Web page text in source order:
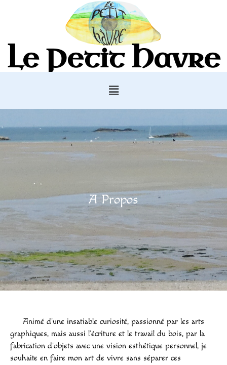
Le Petit Havre
A Propos
Animé d’une insatiable curiosité, passionné par les arts
graphiques, mais aussi l’écriture et le travail du bois, par la
fabrication d’objets avec une vision esthétique personnel, je
souhaite en faire mon art de vivre sans séparer ces